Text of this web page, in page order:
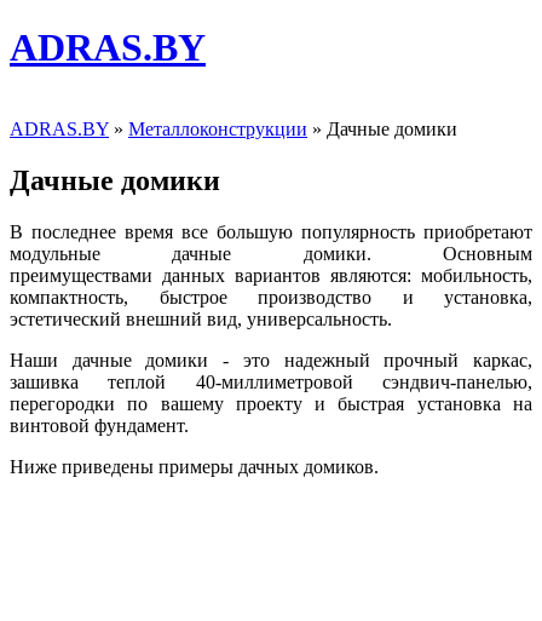
ADRAS.BY
ADRAS.BY » Металлоконструкции » Дачные домики
Дачные домики
В последнее время все большую популярность приобретают
модульные дачные домики. Основным
преимуществами данных вариантов являются: мобильность,
компактность, быстрое производство и установка,
эстетический внешний вид, универсальность.
Наши дачные домики - это надежный прочный каркас,
зашивка теплой 40-миллиметровой сэндвич-панелью,
перегородки по вашему проекту и быстрая установка на
винтовой фундамент.
Ниже приведены примеры дачных домиков.